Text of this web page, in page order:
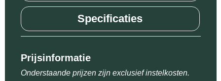
Specificaties
Prijsinformatie
Onderstaande prijzen zijn exclusief instelkosten.